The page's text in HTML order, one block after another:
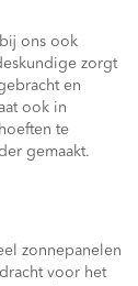
ons ook
zorgt
en
ook in
te
gemaakt.
zonnepanelen
voor het